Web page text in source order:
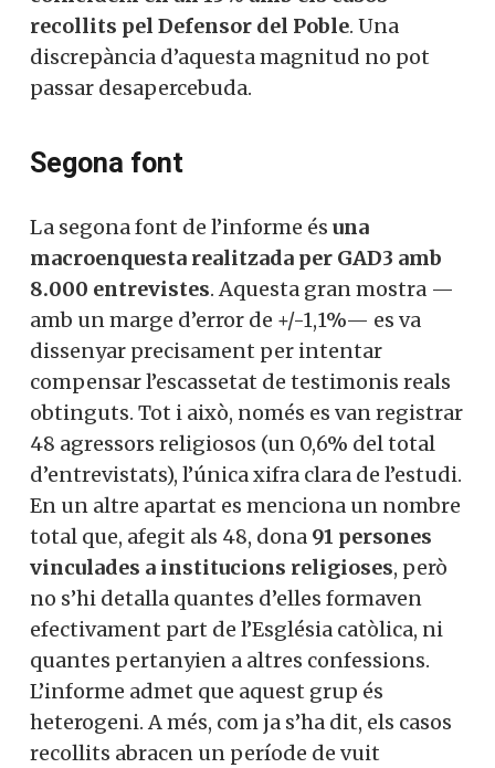
recollits pel Defensor del Poble. Una
discrepància d’aquesta magnitud no pot
passar desapercebuda.
Segona font
La segona font de l’informe és una
macroenquesta realitzada per GAD3 amb
8.000 entrevistes. Aquesta gran mostra —
amb un marge d’error de +/-1,1%— es va
dissenyar precisament per intentar
compensar l’escassetat de testimonis reals
obtinguts. Tot i això, només es van registrar
48 agressors religiosos (un 0,6% del total
d’entrevistats), l’única xifra clara de l’estudi.
En un altre apartat es menciona un nombre
total que, afegit als 48, dona 91 persones
vinculades a institucions religioses, però
no s’hi detalla quantes d’elles formaven
efectivament part de l’Església catòlica, ni
quantes pertanyien a altres confessions.
L’informe admet que aquest grup és
heterogeni. A més, com ja s’ha dit, els casos
recollits abracen un període de vuit